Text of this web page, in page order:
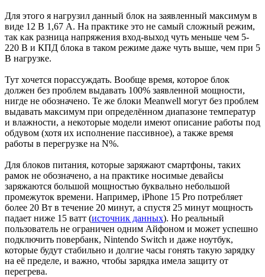
Для этого я нагрузил данный блок на заявленный максимум в
виде 12 В 1,67 А. На практике это не самый сложный режим,
так как разница напряжения вход-выход чуть меньше чем 5-
220 В и КПД блока в таком режиме даже чуть выше, чем при 5
В нагрузке.
Тут хочется порассуждать. Вообще время, которое блок
должен без проблем выдавать 100% заявленной мощности,
нигде не обозначено. Те же блоки Meanwell могут без проблем
выдавать максимум при определённом диапазоне температур
и влажности, а некоторые модели имеют описание работы под
обдувом (хотя их исполнение пассивное), а также время
работы в перегрузке на N%.
Для блоков питания, которые заряжают смартфоны, таких
рамок не обозначено, а на практике носимые девайсы
заряжаются большой мощностью буквально небольшой
промежуток времени. Например, iPhone 15 Pro потребляет
более 20 Вт в течение 20 минут, а спустя 25 минут мощность
падает ниже 15 ватт (источник данных). Но реальный
пользователь не ограничен одним Айфоном и может успешно
подключить повербанк, Nintendo Switch и даже ноутбук,
которые будут стабильно и долгие часы гонять такую зарядку
на её пределе, и важно, чтобы зарядка имела защиту от
перегрева.